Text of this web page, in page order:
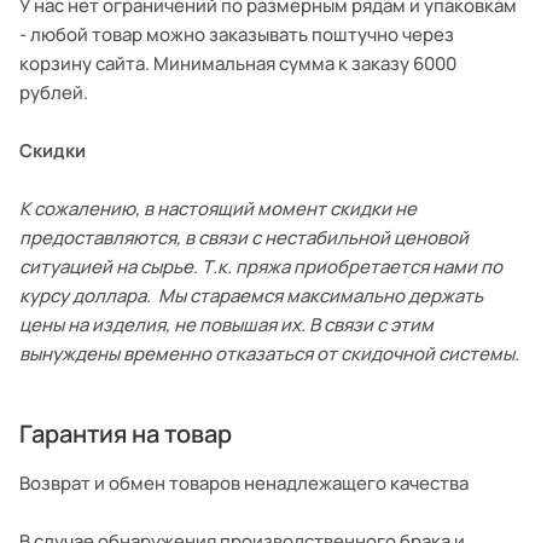
У нас нет ограничений по размерным рядам и упаковкам
- любой товар можно заказывать поштучно через
корзину сайта. Минимальная сумма к заказу 6000
рублей.
Скидки
К сожалению, в настоящий момент скидки не
предоставляются, в связи с нестабильной ценовой
ситуацией на сырье. Т.к. пряжа приобретается нами по
курсу доллара. Мы стараемся максимально держать
цены на изделия, не повышая их. В связи с этим
вынуждены временно отказаться от скидочной системы.
Гарантия на товар
Возврат и обмен товаров ненадлежащего качества